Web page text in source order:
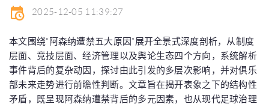
2025-12-05 11:39:27
本文围绕“阿森纳遭禁五大原因”展开全景式深度剖析，从制度
层面、竞技层面、经济管理以及舆论生态四个方向，系统解析
事件背后的复杂动因，探讨由此引发的多层次影响，并对俱乐
部未来走势进行前瞻性判断。文章旨在揭开表象之下的结构性
矛盾，既呈现阿森纳遭禁背后的多元因素，也从现代足球治理